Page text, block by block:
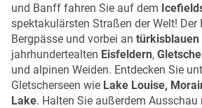
und Banff fahren Sie auf dem
spektakulärsten Straßen der Welt!
Bergpässe und vorbei an türkisblauen
jahrhundertealten Eisfeldern,
und alpinen Weiden. Entdecken Sie
Gletscherseen wie Lake Louise,
Lake. Halten Sie außerdem Ausschau